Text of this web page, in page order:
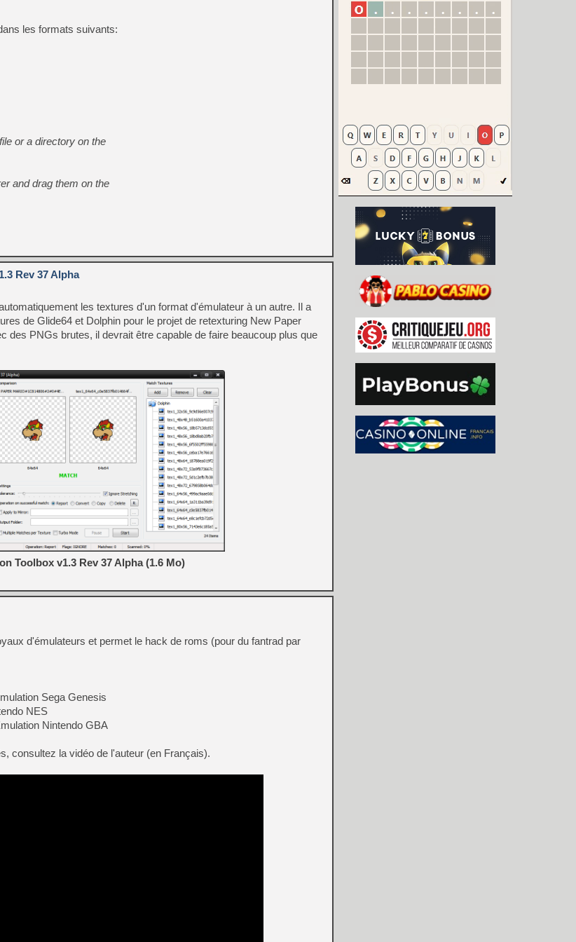
les formats suivants:
or a directory on the
and drag them on the
Rev 37 Alpha
les textures d'un format d'émulateur à un autre. Il a
de Glide64 et Dolphin pour le projet de retexturing New Paper
des PNGs brutes, il devrait être capable de faire beaucoup plus que
Toolbox v1.3 Rev 37 Alpha (1.6 Mo)
d'émulateurs et permet le hack de roms (pour du fantrad par
Sega Genesis
NES
Nintendo GBA
consultez la vidéo de l'auteur (en Français).